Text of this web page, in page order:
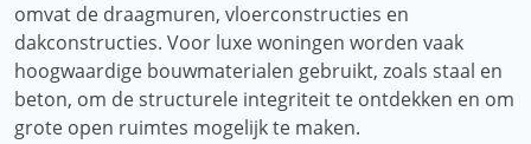
omvat de draagmuren, vloerconstructies en
dakconstructies. Voor luxe woningen worden vaak
hoogwaardige bouwmaterialen gebruikt, zoals staal en
beton, om de structurele integriteit te ontdekken en om
grote open ruimtes mogelijk te maken.